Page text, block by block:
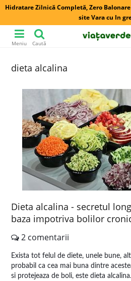
Hidratare Zilnică Completă, Zero
site Vara cu In
Meniu Caută
dieta alcalina
Dieta alcalina - secretul
baza impotriva bolilor
2 comentarii
Exista tot felul de diete, unele bune,
probabil ca cea mai buna dintre
si protejeaza de boli, este dieta